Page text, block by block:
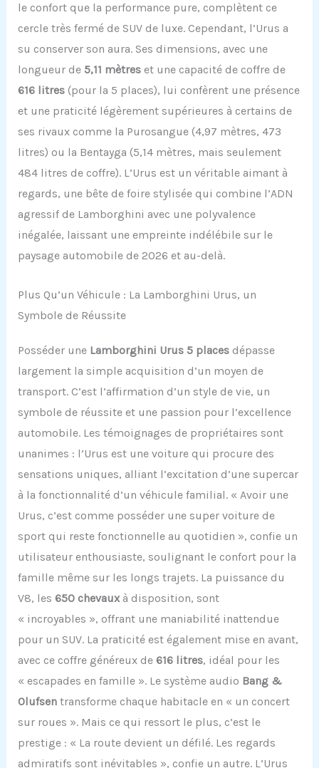
le confort que la performance pure, complètent ce
cercle très fermé de SUV de luxe. Cependant, l’Urus a
su conserver son aura. Ses dimensions, avec une
longueur de 5,11 mètreset une capacité de coffre de
616 litres(pour la 5 places), lui confèrent une présence
et une praticité légèrement supérieures à certains de
ses rivaux comme la Purosangue (4,97 mètres, 473
litres) ou la Bentayga (5,14 mètres, mais seulement
484 litres de coffre). L’Urus est un véritable aimant à
regards, une bête de foire stylisée qui combine l’ADN
agressif de Lamborghini avec une polyvalence
inégalée, laissant une empreinte indélébile sur le
paysage automobile de 2026 et au-delà.
Plus Qu’un Véhicule : La Lamborghini Urus, un
Symbole de Réussite
Posséder une Lamborghini Urus 5 placesdépasse
largement la simple acquisition d’un moyen de
transport. C’est l’affirmation d’un style de vie, un
symbole de réussite et une passion pour l’excellence
automobile. Les témoignages de propriétaires sont
unanimes : l’Urus est une voiture qui procure des
sensations uniques, alliant l’excitation d’une supercar
à la fonctionnalité d’un véhicule familial. « Avoir une
Urus, c’est comme posséder une super voiture de
sport qui reste fonctionnelle au quotidien », confie un
utilisateur enthousiaste, soulignant le confort pour la
famille même sur les longs trajets. La puissance du
V8, les 650 chevauxà disposition, sont
« incroyables », offrant une maniabilité inattendue
pour un SUV. La praticité est également mise en avant,
avec ce coffre généreux de 616 litres, idéal pour les
« escapades en famille ». Le système audio Bang &
Olufsentransforme chaque habitacle en « un concert
sur roues ». Mais ce qui ressort le plus, c’est le
prestige : « La route devient un défilé. Les regards
admiratifs sont inévitables », confie un autre. L’Urus